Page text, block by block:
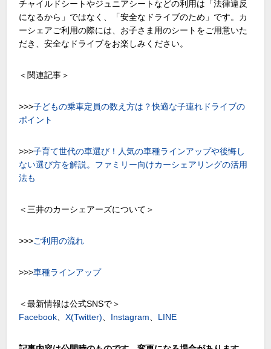
チャイルドシートやジュニアシートなどの利用は「法律違反
になるから」ではなく、「安全なドライブのため」です。カ
ーシェアご利用の際には、お子さま用のシートをご用意いた
だき、安全なドライブをお楽しみください。
＜関連記事＞
>>>子どもの乗車定員の数え方は？快適な子連れドライブの
ポイント
>>>子育て世代の車選び！人気の車種ラインアップや後悔し
ない選び方を解説。ファミリー向けカーシェアリングの活用
法も
＜三井のカーシェアーズについて＞
>>>ご利用の流れ
>>>車種ラインアップ
＜最新情報は公式SNSで＞
Facebook 、X(Twitter) Instagram LINE